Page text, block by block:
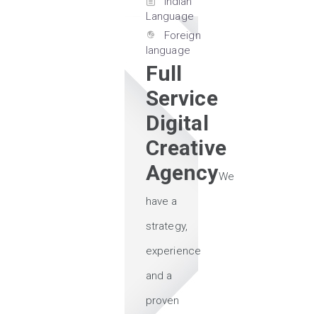
Language
Foreign
language
Full
Service
Digital
Creative
AgencyWe
have a
strategy,
experience
and a
proven